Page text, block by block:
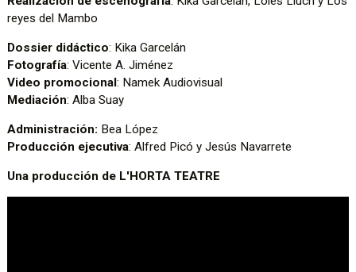
reyes del Mambo
Dossier didáctico: Kika Garcelán
Fotografía: Vicente A. Jiménez
Video promocional: Namek Audiovisual
Mediación: Alba Suay
Administración: Bea López
Producción ejecutiva: Alfred Picó y Jesús Navarrete
Una producción de L'HORTA TEATRE